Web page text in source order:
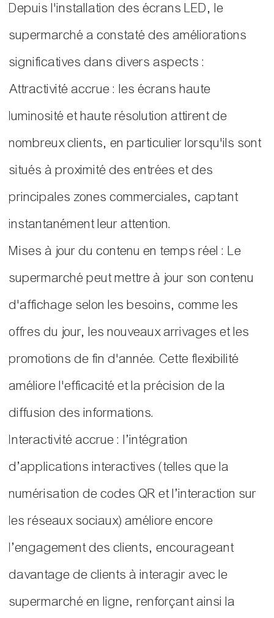
Depuis l'installation des écrans LED, le
supermarché a constaté des améliorations
significatives dans divers aspects :
Attractivité accrue : les écrans haute
luminosité et haute résolution attirent de
nombreux clients, en particulier lorsqu'ils sont
situés à proximité des entrées et des
principales zones commerciales, captant
instantanément leur attention.
Mises à jour du contenu en temps réel : Le
supermarché peut mettre à jour son contenu
d'affichage selon les besoins, comme les
offres du jour, les nouveaux arrivages et les
promotions de fin d'année. Cette flexibilité
améliore l'efficacité et la précision de la
diffusion des informations.
Interactivité accrue : l’intégration
d’applications interactives (telles que la
numérisation de codes QR et l’interaction sur
les réseaux sociaux) améliore encore
l’engagement des clients, encourageant
davantage de clients à interagir avec le
supermarché en ligne, renforçant ainsi la